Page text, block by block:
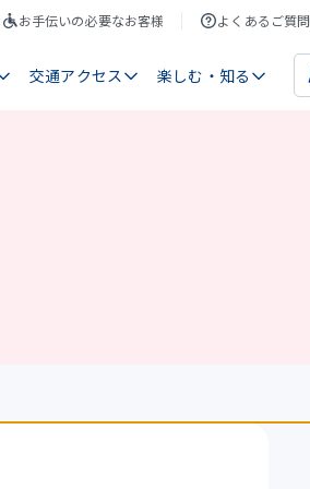
お手伝いの必要なお客様 よくあるご質問
交通アクセス 楽しむ・知る